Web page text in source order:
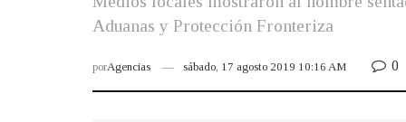
Aduanas y Protección Fronteriza
porAgencias sábado, 17 agosto 2019 10:16 AM 0